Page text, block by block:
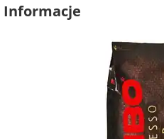
Informacje